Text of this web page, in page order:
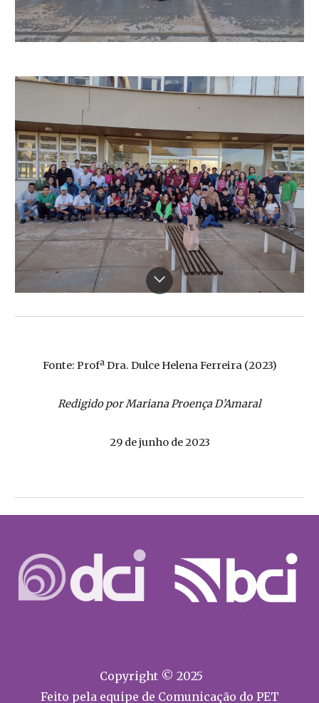
Fonte: Profª Dra. Dulce Helena Ferreira (2023)
Redigido por Mariana Proença D’Amaral
29 de junho de 2023
Copyright © 2025
Feito pela equipe de Comunicação do PET